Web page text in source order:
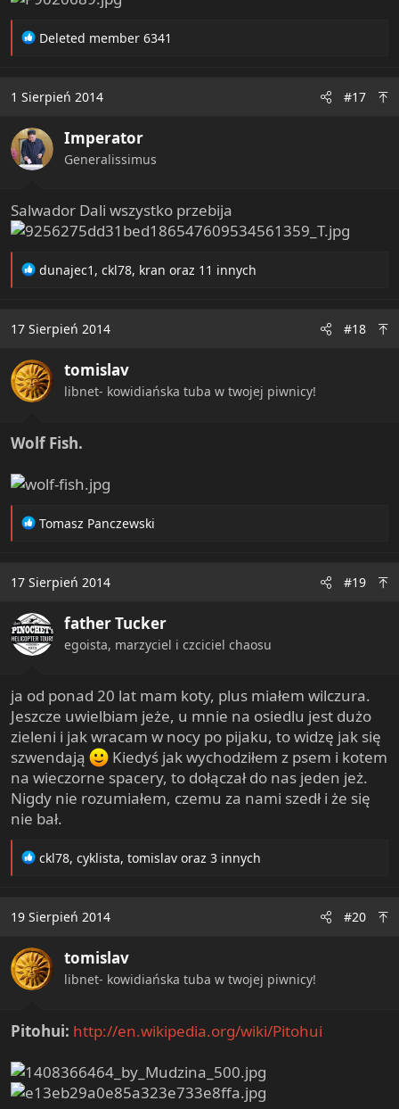
R
t
o
n
s
Deleted member 6341
1 Sierpień 2014 #17
Imperator
Generalissimus
Salwador Dali wszystko przebija
R
t
o
n
s
dunajec1 , ckl78, kran oraz 11 innych
17 Sierpień 2014 #18
tomislav
libnet- kowidiańska tuba w twojej piwnicy!
Wolf Fish.
R
t
o
n
s
Tomasz Panczewski
17 Sierpień 2014 #19
father Tucker
egoista, marzyciel i czciciel chaosu
ja od ponad 20 lat mam koty, plus miałem wilczura.
Jeszcze uwielbiam jeże, u mnie na osiedlu jest dużo
zieleni i jak wracam w nocy po pijaku, to widzę jak się
szwendają
Kiedyś jak wychodziłem z psem i kotem
na wieczorne spacery, to dołączał do nas jeden jeż.
Nigdy nie rozumiałem, czemu za nami szedł i że się
nie bał.
R
t
o
n
s
ckl78, cyklista, tomislav oraz 3 innych
19 Sierpień 2014 #20
tomislav
libnet- kowidiańska tuba w twojej piwnicy!
Pitohui: http://en.wikipedia.org/wiki/Pitohui